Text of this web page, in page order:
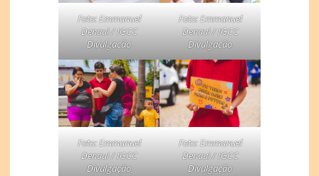
Foto: Emmanuel
Denaui / IGCC
Divulgação
Foto: Emmanuel
Denaui / IGCC
Divulgação
Foto: Emmanuel
Denaui / IGCC
Divulgação
Foto: Emmanuel
Denaui / IGCC
Divulgação